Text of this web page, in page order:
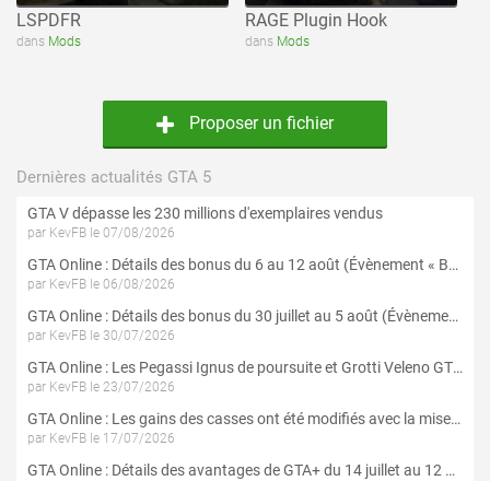
LSPDFR
dans Mods
RAGE Plugin Hook
dans Mods
Proposer un fichier
Dernières actualités GTA 5
GTA V dépasse les 230 millions d'exemplaires vendus
par KevFB le 07/08/2026
GTA Online : Détails des bonus du 6 au 12 août (Évènement « Braquages de l'été » - Suite et fin)
par KevFB le 06/08/2026
GTA Online : Détails des bonus du 30 juillet au 5 août (Évènement « Braquages d'été »)
par KevFB le 30/07/2026
GTA Online : Les Pegassi Ignus de poursuite et Grotti Veleno GT sont maintenant disponibles
par KevFB le 23/07/2026
GTA Online : Les gains des casses ont été modifiés avec la mise à jour « Le Braquage du Kortz Center »
par KevFB le 17/07/2026
GTA Online : Détails des avantages de GTA+ du 14 juillet au 12 août